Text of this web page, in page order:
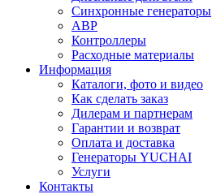
Синхронные генераторы
АВР
Контроллеры
Расходные материалы
Информация
Каталоги, фото и видео
Как сделать заказ
Дилерам и партнерам
Гарантии и возврат
Оплата и доставка
Генераторы YUCHAI
Услуги
Контакты